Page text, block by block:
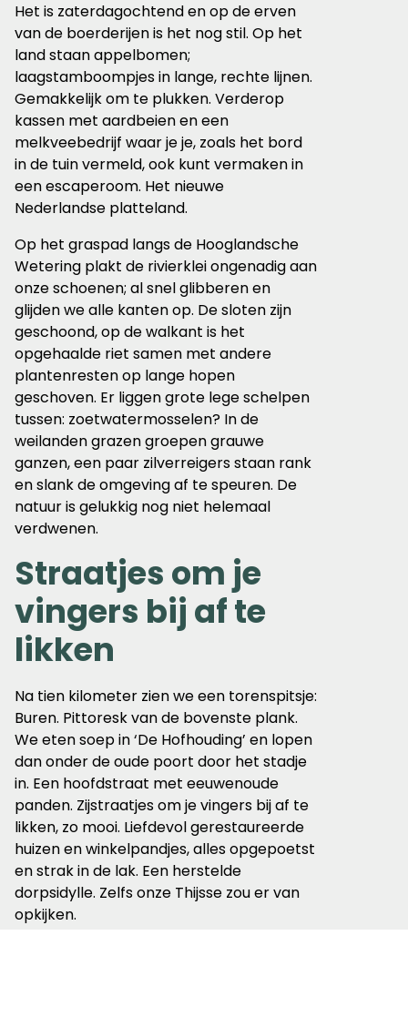
Het is zaterdagochtend en op de erven
van de boerderijen is het nog stil. Op het
land staan appelbomen;
laagstamboompjes in lange, rechte lijnen.
Gemakkelijk om te plukken. Verderop
kassen met aardbeien en een
melkveebedrijf waar je je, zoals het bord
in de tuin vermeld, ook kunt vermaken in
een escaperoom. Het nieuwe
Nederlandse platteland.
Op het graspad langs de Hooglandsche
Wetering plakt de rivierklei ongenadig aan
onze schoenen; al snel glibberen en
glijden we alle kanten op. De sloten zijn
geschoond, op de walkant is het
opgehaalde riet samen met andere
plantenresten op lange hopen
geschoven. Er liggen grote lege schelpen
tussen: zoetwatermosselen? In de
weilanden grazen groepen grauwe
ganzen, een paar zilverreigers staan rank
en slank de omgeving af te speuren. De
natuur is gelukkig nog niet helemaal
verdwenen.
Straatjes om je
vingers bij af te
likken
Na tien kilometer zien we een torenspitsje:
Buren. Pittoresk van de bovenste plank.
We eten soep in ‘De Hofhouding’ en lopen
dan onder de oude poort door het stadje
in. Een hoofdstraat met eeuwenoude
panden. Zijstraatjes om je vingers bij af te
likken, zo mooi. Liefdevol gerestaureerde
huizen en winkelpandjes, alles opgepoetst
en strak in de lak. Een herstelde
dorpsidylle. Zelfs onze Thijsse zou er van
opkijken.